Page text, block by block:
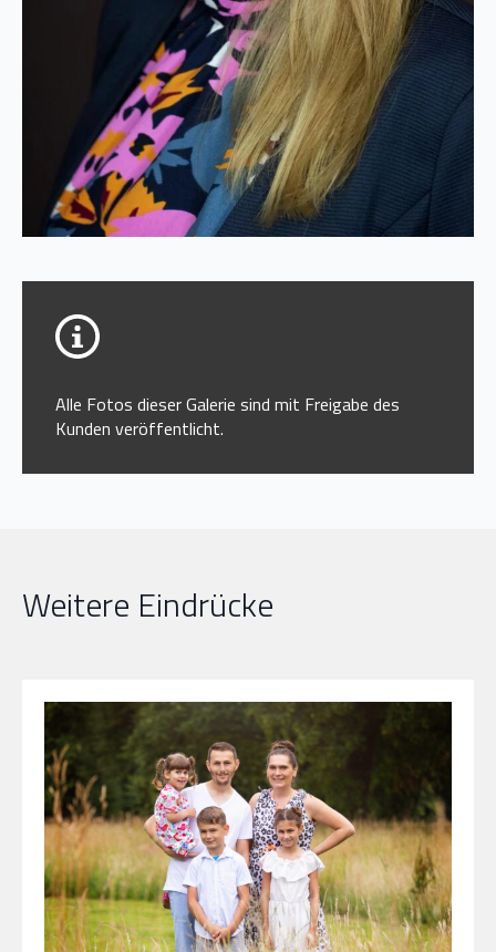
Alle Fotos dieser Galerie sind mit Freigabe des
Kunden veröffentlicht.
Weitere Eindrücke